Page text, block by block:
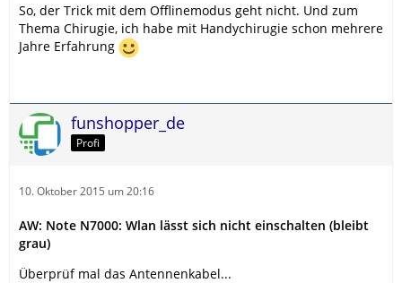
So, der Trick mit dem Offlinemodus geht nicht. Und zum
Thema Chirugie, ich habe mit Handychirugie schon mehrere
Jahre Erfahrung
funshopper_de
Profi
10. Oktober 2015 um 20:16
AW: Note N7000: Wlan lässt sich nicht einschalten (bleibt
grau)
Überprüf mal das Antennenkabel...